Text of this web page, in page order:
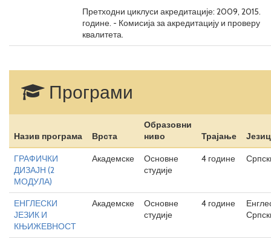
Претходни циклуси акредитације: 2009, 2015.
године. - Комисија за акредитацију и проверу
квалитета.
Програми
Назив програма Врста
Образовни
ниво
Трајање
ГРАФИЧКИ
ДИЗАЈН (2
МОДУЛА)
Академске
Основне
студије
4 године
ЕНГЛЕСКИ
ЈЕЗИК И
КЊИЖЕВНОСТ
Академске
Основне
студије
4 године